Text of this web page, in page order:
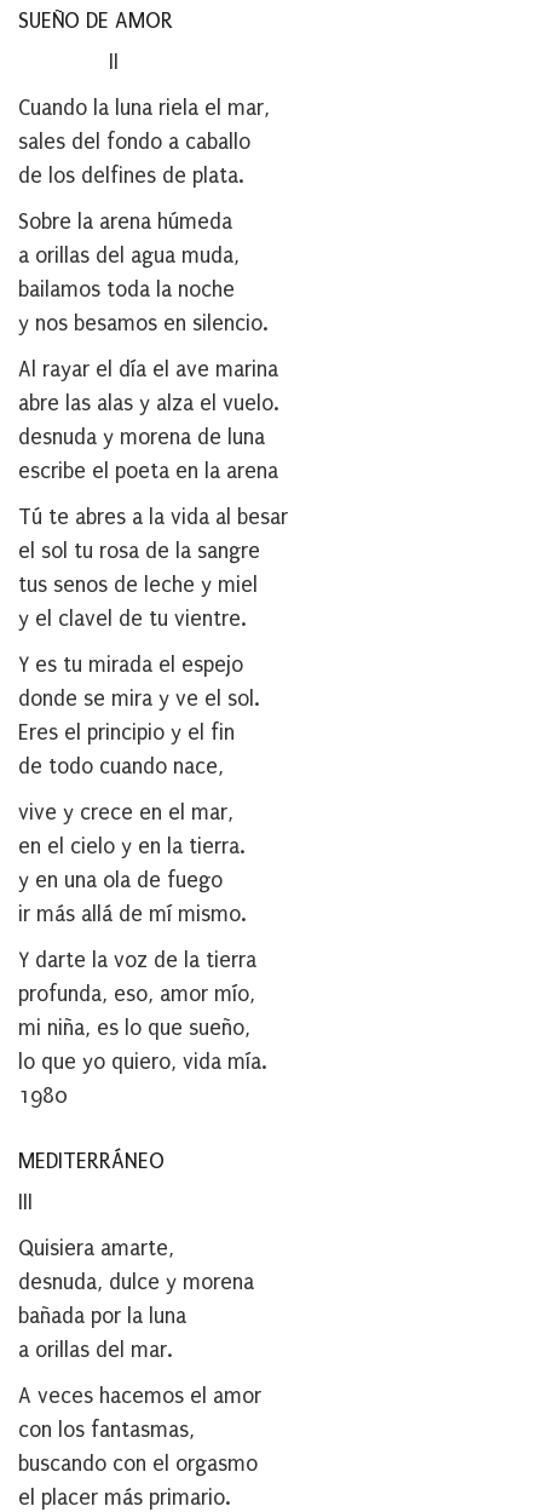
SUEÑO DE AMOR
Cuando la luna riela el mar,
sales del fondo a caballo
de los delfines de plata.
Sobre la arena húmeda
a orillas del agua muda,
bailamos toda la noche
y nos besamos en silencio.
Al rayar el día el ave marina
abre las alas y alza el vuelo.
desnuda y morena de luna
escribe el poeta en la arena
Tú te abres a la vida al besar
el sol tu rosa de la sangre
tus senos de leche y miel
y el clavel de tu vientre.
Y es tu mirada el espejo
donde se mira y ve el sol.
Eres el principio y el fin
de todo cuando nace,
vive y crece en el mar,
en el cielo y en la tierra.
y en una ola de fuego
ir más allá de mí mismo.
Y darte la voz de la tierra
profunda, eso, amor mío,
mi niña, es lo que sueño,
lo que yo quiero, vida mía.
1980
MEDITERRÁNEO
Quisiera amarte,
desnuda, dulce y morena
bañada por la luna
a orillas del mar.
A veces hacemos el amor
con los fantasmas,
buscando con el orgasmo
el placer más primario.